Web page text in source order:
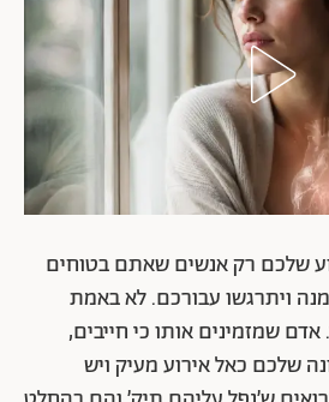
שלכם רק אנשים שאתם בטוחים
ויתרגשו עבורכם. לא באמת
שמזמינים אותו כי חייבים,
שלכם כאל אירוע מעיק ויש